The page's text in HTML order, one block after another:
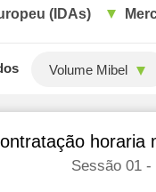
(IDAs)
Volume Mibel
horaria
Sessão 01 -